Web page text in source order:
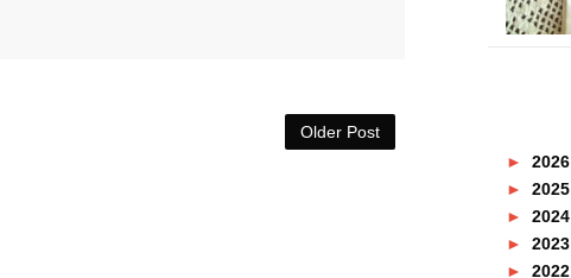
Older Post
► 2026
► 2025
► 2024
► 2023
► 2022